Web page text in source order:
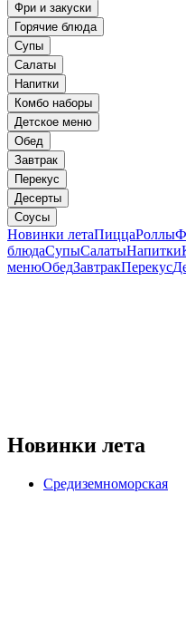
Фри и закуски
Горячие блюда
Супы
Салаты
Напитки
Комбо наборы
Детское меню
Обед
Завтрак
Перекус
Десерты
Соусы
Новинки летаПиццаРоллы
блюдаСупыСалатыНапитки
менюОбедЗавтракПерекус
Новинки лета
Средиземноморская